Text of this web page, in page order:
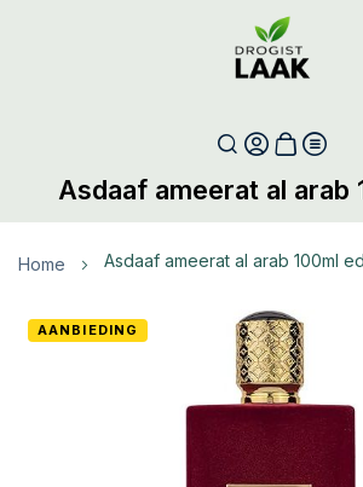
Asdaaf ameerat al arab
Home asdaaf ameerat al arab 100ml
AANBIEDING
Ga